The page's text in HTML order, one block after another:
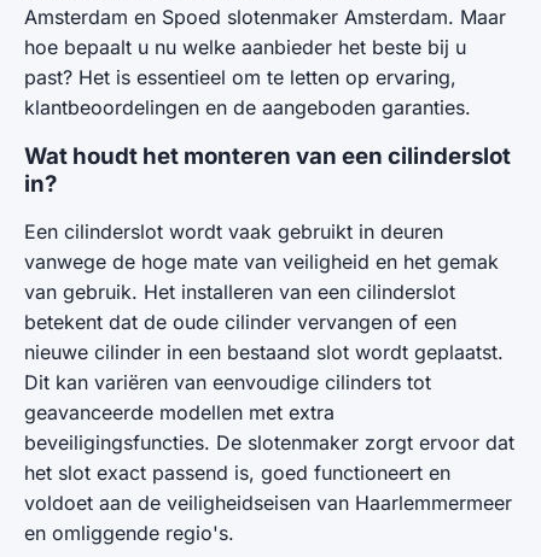
Amsterdam en Spoed slotenmaker Amsterdam. Maar
hoe bepaalt u nu welke aanbieder het beste bij u
past? Het is essentieel om te letten op ervaring,
klantbeoordelingen en de aangeboden garanties.
Wat houdt het monteren van een cilinderslot
in?
Een cilinderslot wordt vaak gebruikt in deuren
vanwege de hoge mate van veiligheid en het gemak
van gebruik. Het installeren van een cilinderslot
betekent dat de oude cilinder vervangen of een
nieuwe cilinder in een bestaand slot wordt geplaatst.
Dit kan variëren van eenvoudige cilinders tot
geavanceerde modellen met extra
beveiligingsfuncties. De slotenmaker zorgt ervoor dat
het slot exact passend is, goed functioneert en
voldoet aan de veiligheidseisen van Haarlemmermeer
en omliggende regio's.